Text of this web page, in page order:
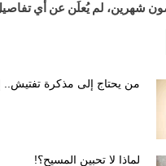
شهرين، لم يُعلَن عن أي
من يحتاج إلى مذكرة تفتيش..
لماذا لا تحبين المسيح؟!